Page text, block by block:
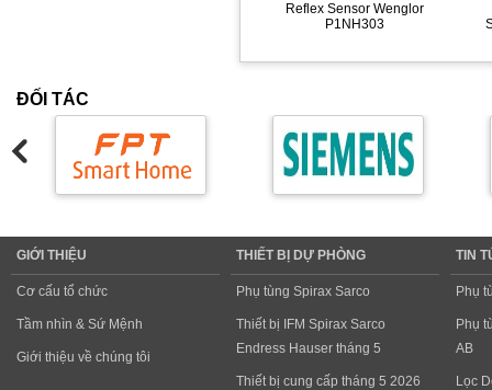
Reflex Sensor Wenglor
P1NH303
ĐỐI TÁC
GIỚI THIỆU
Cơ cấu tổ chức
Tầm nhìn & Sứ Mệnh
Giới thiệu về chúng tôi
THIẾT BỊ DỰ PHÒNG
Phụ tùng Spirax Sarco
Thiết bị IFM Spirax Sarco
Endress Hauser tháng 5
Thiết bị cung cấp tháng 5 2026
TIN
Phụ
Phụ
AB
Lọc